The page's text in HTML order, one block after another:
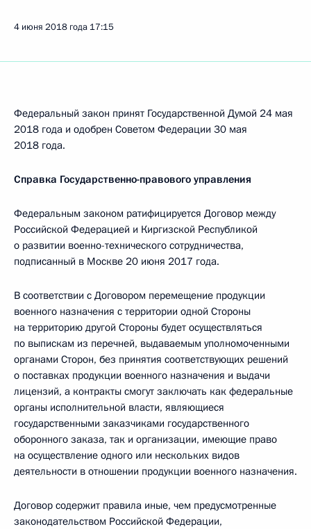
4 июня 2018 года 17:15
Федеральный закон принят Государственной Думой 24 мая
2018 года и одобрен Советом Федерации 30 мая
2018 года.
Справка Государственно-правового управления
Федеральным законом ратифицируется Договор между
Российской Федерацией и Киргизской Республикой
о развитии военно-технического сотрудничества,
подписанный в Москве 20 июня 2017 года.
В соответствии с Договором перемещение продукции
военного назначения с территории одной Стороны
на территорию другой Стороны будет осуществляться
по выпискам из перечней, выдаваемым уполномоченными
органами Сторон, без принятия соответствующих решений
о поставках продукции военного назначения и выдачи
лицензий, а контракты смогут заключать как федеральные
органы исполнительной власти, являющиеся
государственными заказчиками государственного
оборонного заказа, так и организации, имеющие право
на осуществление одного или нескольких видов
деятельности в отношении продукции военного назначения.
Договор содержит правила иные, чем предусмотренные
законодательством Российской Федерации,